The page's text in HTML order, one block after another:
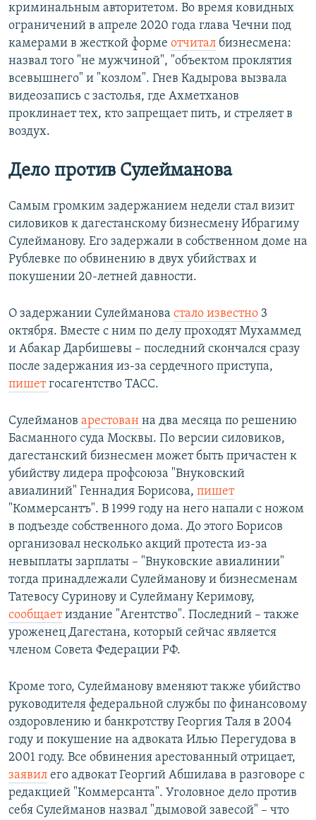
криминальным авторитетом. Во время ковидных
ограничений в апреле 2020 года глава Чечни под
камерами в жесткой форме отчитал бизнесмена:
назвал того "не мужчиной", "объектом проклятия
всевышнего" и "козлом". Гнев Кадырова вызвала
видеозапись с застолья, где Ахметханов
проклинает тех, кто запрещает пить, и стреляет в
воздух.
Дело против Сулейманова
Самым громким задержанием недели стал визит
силовиков к дагестанскому бизнесмену Ибрагиму
Сулейманову. Его задержали в собственном доме на
Рублевке по обвинению в двух убийствах и
покушении 20-летней давности.
О задержании Сулейманова стало известно 3
октября. Вместе с ним по делу проходят Мухаммед
и Абакар Дарбишевы – последний скончался сразу
после задержания из-за сердечного приступа,
пишетгосагентство ТАСС.
Сулейманов арестован на два месяца по решению
Басманного суда Москвы. По версии силовиков,
дагестанский бизнесмен может быть причастен к
убийству лидера профсоюза "Внуковский
авиалиний" Геннадия Борисова, пишет
"Коммерсантъ". В 1999 году на него напали с ножом
в подъезде собственного дома. До этого Борисов
организовал несколько акций протеста из-за
невыплаты зарплаты – "Внуковские авиалинии"
тогда принадлежали Сулейманову и бизнесменам
Татевосу Суринову и Сулейману Керимову,
сообщаетиздание "Агентство". Последний – также
уроженец Дагестана, который сейчас является
членом Совета Федерации РФ.
Кроме того, Сулейманову вменяют также убийство
руководителя федеральной службы по финансовому
оздоровлению и банкротству Георгия Таля в 2004
году и покушение на адвоката Илью Перегудова в
2001 году. Все обвинения арестованный отрицает,
заявил его адвокат Георгий Абшилава в разговоре с
редакцией "Коммерсанта". Уголовное дело против
себя Сулейманов назвал "дымовой завесой" – что